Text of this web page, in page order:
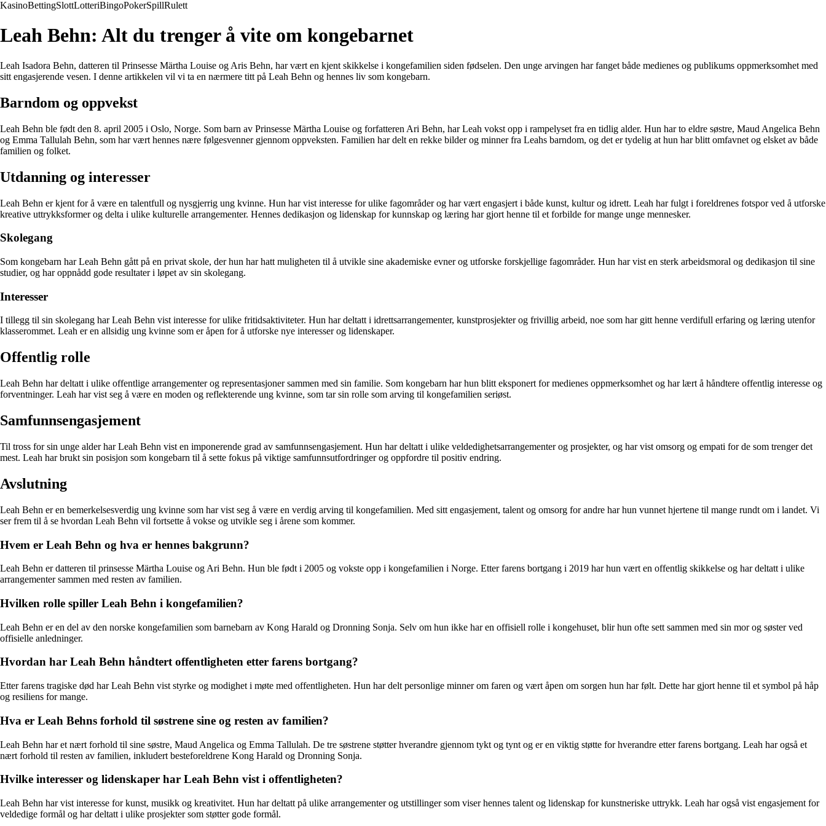
KasinoBettingSlottLotteriBingoPokerSpillRulett
Leah Behn: Alt du trenger å vite om kongebarnet
Leah Isadora Behn, datteren til Prinsesse Märtha Louise og Aris Behn, har vært en kjent skikkelse i kongefamilien siden fødselen. Den unge arvingen har fanget både medienes og publikums oppmerksomhet med
sitt engasjerende vesen. I denne artikkelen vil vi ta en nærmere titt på Leah Behn og hennes liv som kongebarn.
Barndom og oppvekst
Leah Behn ble født den 8. april 2005 i Oslo, Norge. Som barn av Prinsesse Märtha Louise og forfatteren Ari Behn, har Leah vokst opp i rampelyset fra en tidlig alder. Hun har to eldre søstre, Maud Angelica Behn
og Emma Tallulah Behn, som har vært hennes nære følgesvenner gjennom oppveksten. Familien har delt en rekke bilder og minner fra Leahs barndom, og det er tydelig at hun har blitt omfavnet og elsket av både
familien og folket.
Utdanning og interesser
Leah Behn er kjent for å være en talentfull og nysgjerrig ung kvinne. Hun har vist interesse for ulike fagområder og har vært engasjert i både kunst, kultur og idrett. Leah har fulgt i foreldrenes fotspor ved å utforske
kreative uttrykksformer og delta i ulike kulturelle arrangementer. Hennes dedikasjon og lidenskap for kunnskap og læring har gjort henne til et forbilde for mange unge mennesker.
Skolegang
Som kongebarn har Leah Behn gått på en privat skole, der hun har hatt muligheten til å utvikle sine akademiske evner og utforske forskjellige fagområder. Hun har vist en sterk arbeidsmoral og dedikasjon til sine
studier, og har oppnådd gode resultater i løpet av sin skolegang.
Interesser
I tillegg til sin skolegang har Leah Behn vist interesse for ulike fritidsaktiviteter. Hun har deltatt i idrettsarrangementer, kunstprosjekter og frivillig arbeid, noe som har gitt henne verdifull erfaring og læring utenfor
klasserommet. Leah er en allsidig ung kvinne som er åpen for å utforske nye interesser og lidenskaper.
Offentlig rolle
Leah Behn har deltatt i ulike offentlige arrangementer og representasjoner sammen med sin familie. Som kongebarn har hun blitt eksponert for medienes oppmerksomhet og har lært å håndtere offentlig interesse og
forventninger. Leah har vist seg å være en moden og reflekterende ung kvinne, som tar sin rolle som arving til kongefamilien seriøst.
Samfunnsengasjement
Til tross for sin unge alder har Leah Behn vist en imponerende grad av samfunnsengasjement. Hun har deltatt i ulike veldedighetsarrangementer og prosjekter, og har vist omsorg og empati for de som trenger det
mest. Leah har brukt sin posisjon som kongebarn til å sette fokus på viktige samfunnsutfordringer og oppfordre til positiv endring.
Avslutning
Leah Behn er en bemerkelsesverdig ung kvinne som har vist seg å være en verdig arving til kongefamilien. Med sitt engasjement, talent og omsorg for andre har hun vunnet hjertene til mange rundt om i landet. Vi
ser frem til å se hvordan Leah Behn vil fortsette å vokse og utvikle seg i årene som kommer.
Hvem er Leah Behn og hva er hennes bakgrunn?
Leah Behn er datteren til prinsesse Märtha Louise og Ari Behn. Hun ble født i 2005 og vokste opp i kongefamilien i Norge. Etter farens bortgang i 2019 har hun vært en offentlig skikkelse og har deltatt i ulike
arrangementer sammen med resten av familien.
Hvilken rolle spiller Leah Behn i kongefamilien?
Leah Behn er en del av den norske kongefamilien som barnebarn av Kong Harald og Dronning Sonja. Selv om hun ikke har en offisiell rolle i kongehuset, blir hun ofte sett sammen med sin mor og søster ved
offisielle anledninger.
Hvordan har Leah Behn håndtert offentligheten etter farens bortgang?
Etter farens tragiske død har Leah Behn vist styrke og modighet i møte med offentligheten. Hun har delt personlige minner om faren og vært åpen om sorgen hun har følt. Dette har gjort henne til et symbol på håp
og resiliens for mange.
Hva er Leah Behns forhold til søstrene sine og resten av familien?
Leah Behn har et nært forhold til sine søstre, Maud Angelica og Emma Tallulah. De tre søstrene støtter hverandre gjennom tykt og tynt og er en viktig støtte for hverandre etter farens bortgang. Leah har også et
nært forhold til resten av familien, inkludert besteforeldrene Kong Harald og Dronning Sonja.
Hvilke interesser og lidenskaper har Leah Behn vist i offentligheten?
Leah Behn har vist interesse for kunst, musikk og kreativitet. Hun har deltatt på ulike arrangementer og utstillinger som viser hennes talent og lidenskap for kunstneriske uttrykk. Leah har også vist engasjement for
veldedige formål og har deltatt i ulike prosjekter som støtter gode formål.